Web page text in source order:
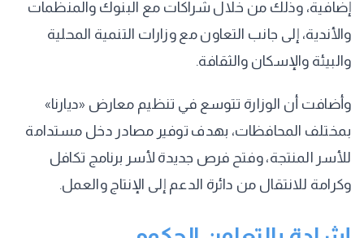
إضافية، وذلك من خلال شراكات مع البنوك والمنظمات
والأندية، إلى جانب التعاون مع وزارات التنمية المحلية
والبيئة والإسكان والثقافة.
وأضافت أن الوزارة تتوسع في تنظيم معارض «ديارنا»
بمختلف المحافظات، بهدف توفير مصادر دخل مستدامة
للأسر المنتجة، وفتح فرص جديدة لأسر برنامج تكافل
وكرامة للانتقال من دائرة الدعم إلى الإنتاج والعمل.